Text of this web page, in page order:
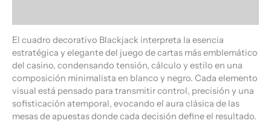
El cuadro decorativo Blackjack interpreta la esencia
estratégica y elegante del juego de cartas más emblemático
del casino, condensando tensión, cálculo y estilo en una
composición minimalista en blanco y negro. Cada elemento
visual está pensado para transmitir control, precisión y una
sofisticación atemporal, evocando el aura clásica de las
mesas de apuestas donde cada decisión define el resultado.